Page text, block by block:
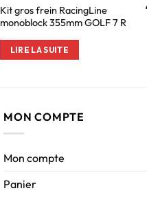
Kit gros frein RacingLine
monoblock 355mm GOLF 7 R
LIRE LA SUITE
MON COMPTE
Mon compte
Panier